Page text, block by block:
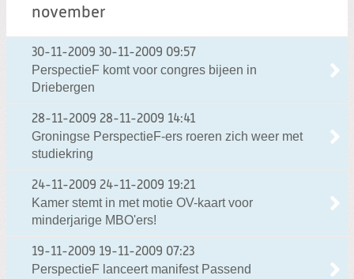
november
30-11-2009 30-11-2009 09:57
PerspectieF komt voor congres bijeen in
Driebergen
28-11-2009 28-11-2009 14:41
Groningse PerspectieF-ers roeren zich weer met
studiekring
24-11-2009 24-11-2009 19:21
Kamer stemt in met motie OV-kaart voor
minderjarige MBO'ers!
19-11-2009 19-11-2009 07:23
PerspectieF lanceert manifest Passend